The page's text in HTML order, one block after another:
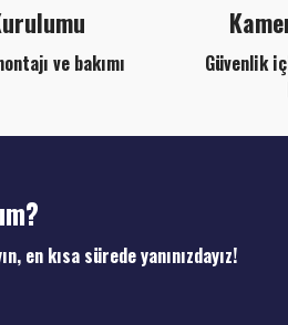
ve bakımı
Güvenlik
en kısa sürede yanınızdayız!